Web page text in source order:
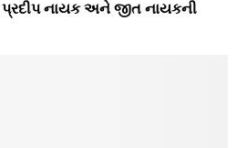
પ્રદીપ નાયક અને જીત નાયકની